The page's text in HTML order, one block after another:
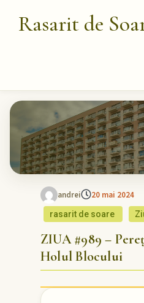
Rasarit de
andrei 20 mai 2024
rasarit de soare
ZIUA #989 –
Holul Blocului